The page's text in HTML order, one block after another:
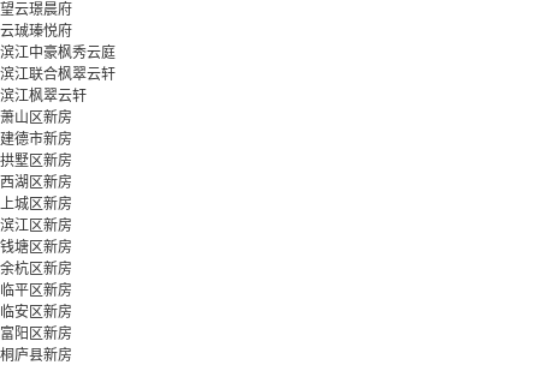
望云璟晨府
云珹瑧悦府
滨江中豪枫秀云庭
滨江联合枫翠云轩
滨江枫翠云轩
萧山区新房
建德市新房
拱墅区新房
西湖区新房
上城区新房
滨江区新房
钱塘区新房
余杭区新房
临平区新房
临安区新房
富阳区新房
桐庐县新房